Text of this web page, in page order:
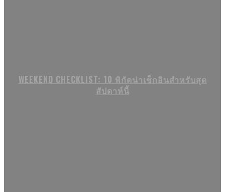
WEEKEND CHECKLIST: 10 พิกัดน่าเช็กอินสำหรับสุด
สัปดาห์นี้